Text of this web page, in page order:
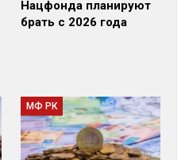
Нацфонда планируют
брать с 2026 года
МФ РК